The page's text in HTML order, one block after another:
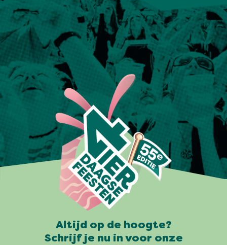
Altijd op de hoogte?
Schrijf je nu in voor onze